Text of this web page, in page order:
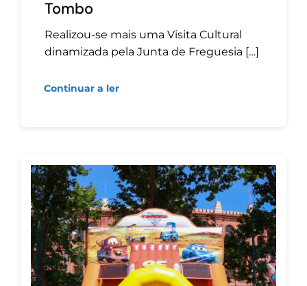
Tombo
Realizou-se mais uma Visita Cultural
dinamizada pela Junta de Freguesia […]
Continuar a ler